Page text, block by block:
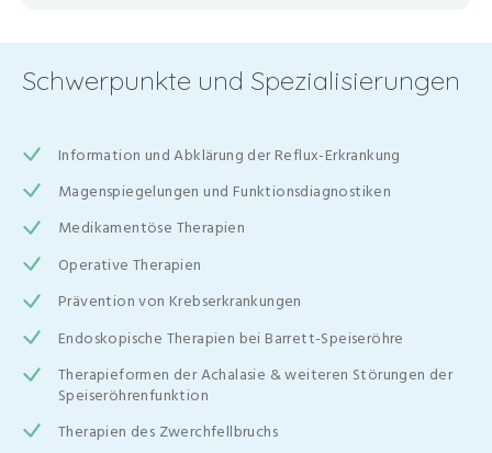
Schwerpunkte und Spezialisierungen
Information und Abklärung der Reflux-Erkrankung
Magenspiegelungen und Funktionsdiagnostiken
Medikamentöse Therapien
Operative Therapien
Prävention von Krebserkrankungen
Endoskopische Therapien bei Barrett-Speiseröhre
Therapieformen der Achalasie & weiteren Störungen der
Speiseröhrenfunktion
Therapien des Zwerchfellbruchs